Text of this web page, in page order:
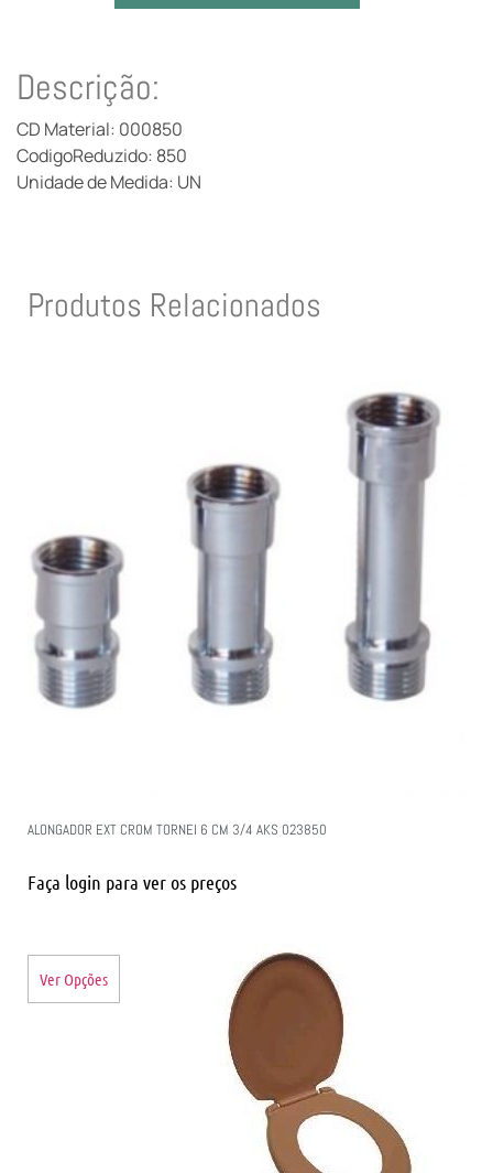
Descrição:
CD Material: 000850
CodigoReduzido: 850
Unidade de Medida: UN
Produtos Relacionados
ALONGADOR EXT CROM TORNEI 6 CM 3/4 AKS 023850
Faça login para ver os preços
Ver Opções